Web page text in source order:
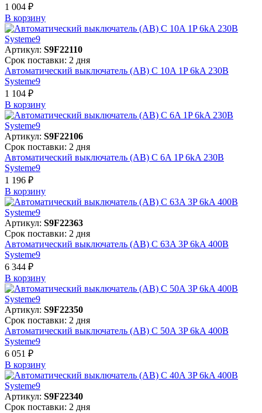
1 004 ₽
В корзинy
Артикул: S9F22110
Срок поставки: 2 дня
Автоматический выключатель (АВ) C 10A 1P 6kA 230В
Systeme9
1 104 ₽
В корзинy
Артикул: S9F22106
Срок поставки: 2 дня
Автоматический выключатель (АВ) C 6A 1P 6kA 230В
Systeme9
1 196 ₽
В корзинy
Артикул: S9F22363
Срок поставки: 2 дня
Автоматический выключатель (АВ) C 63A 3P 6kA 400В
Systeme9
6 344 ₽
В корзинy
Артикул: S9F22350
Срок поставки: 2 дня
Автоматический выключатель (АВ) C 50A 3P 6kA 400В
Systeme9
6 051 ₽
В корзинy
Артикул: S9F22340
Срок поставки: 2 дня